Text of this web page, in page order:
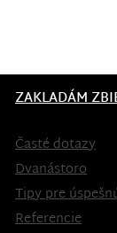
ZAKLADÁM
Časté dotazy
Dvanástoro
Tipy pre
Referencie